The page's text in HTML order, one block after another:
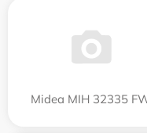
Midea MIH 32335